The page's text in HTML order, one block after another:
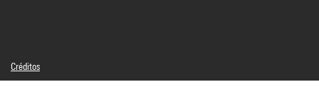
Créditos
Domaine public